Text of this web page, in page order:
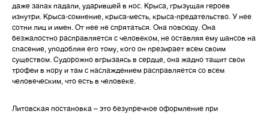
даже запах падали, ударившей в нос. Крыса, грызущая героев
изнутри. Крыса-сомнение, крыса-месть, крыса-предательство. У нее
сотни лиц и имен. От нее не спрятаться. Она повсюду. Она
безжалостно расправляется с человеком, не оставляя ему шансов на
спасение, уподобляя его тому, кого он презирает всем своим
существом. Судорожно вгрызаясь в сердце, она жадно тащит свои
трофеи в нору и там с наслаждением расправляется со всем
человеческим, что есть в человеке.
Литовская постановка – это безупречное оформление при